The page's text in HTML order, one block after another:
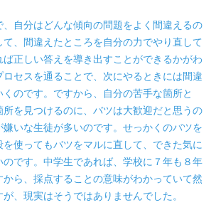
自分はどんな傾向の問題をよく間違えるの
、間違えたところを自分の力でやり直して
正しい答えを導き出すことができるかがわ
セスを通ることで、次にやるときには間違
のです。ですから、自分の苦手な箇所と
を見つけるのに、バツは大歓迎だと思うの
いな生徒が多いのです。せっかくのバツを
使ってもバツをマルに直して、できた気に
です。中学生であれば、学校に７年も８年
ら、採点することの意味がわかっていて然
、現実はそうではありませんでした。